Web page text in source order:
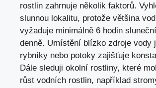
rostlin zahrnuje několik faktorů.
slunnou lokalitu, protože většina
vyžaduje minimálně 6 hodin
denně. Umístění blízko zdroje vody
rybníky nebo potoky zajišťuje
Dále sleduji okolní rostliny, které
růst vodních rostlin, například